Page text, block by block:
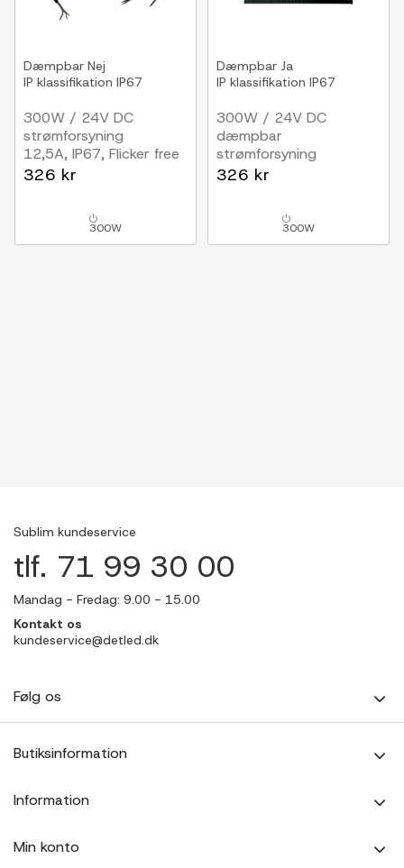
Dæmpbar Nej
IP klassifikation IP67
300W / 24V DC
strømforsyning
12,5A, IP67, Flicker free
326 kr
300W
Dæmpbar Ja
IP klassifikation IP67
300W / 24V DC
dæmpbar
strømforsyning
12,5A, IP67, Flicker free
326 kr
300W
Sublim kundeservice
tlf. 71 99 30 00
Mandag - Fredag: 9.00 - 15.00
Kontakt os
kundeservice@detled.dk
Følg os
Butiksinformation
Information
Min konto